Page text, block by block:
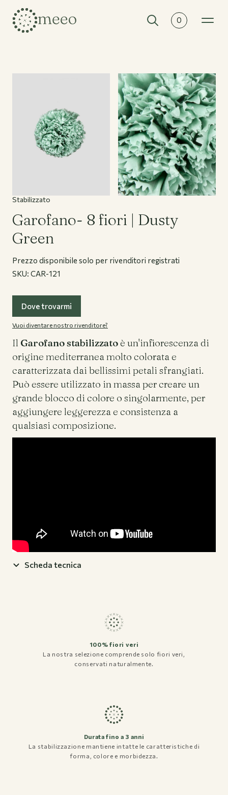
0
Collezioni
Flower Bar
Chi siamo
Journal
Registrazione Business
Accedi
Instagram
Facebook
Stabilizzato
Garofano- 8 fiori | Dusty
Green
Prezzo disponibile solo per rivenditori registrati
SKU: CAR-121
Dove trovarmi
Vuoi diventare nostro rivenditore?
Il Garofano stabilizzatoè un'infiorescenza di
origine mediterranea molto colorata e
caratterizzata dai bellissimi petali sfrangiati.
Può essere utilizzato in massa per creare un
grande blocco di colore o singolarmente, per
aggiungere leggerezza e consistenza a
qualsiasi composizione.
Scheda tecnica
100% fiori veri
La nostra selezione comprende solo fiori veri,
conservati naturalmente.
Durata fino a 3 anni
La stabilizzazione mantiene intatte le caratteristiche di
forma, colore e morbidezza.